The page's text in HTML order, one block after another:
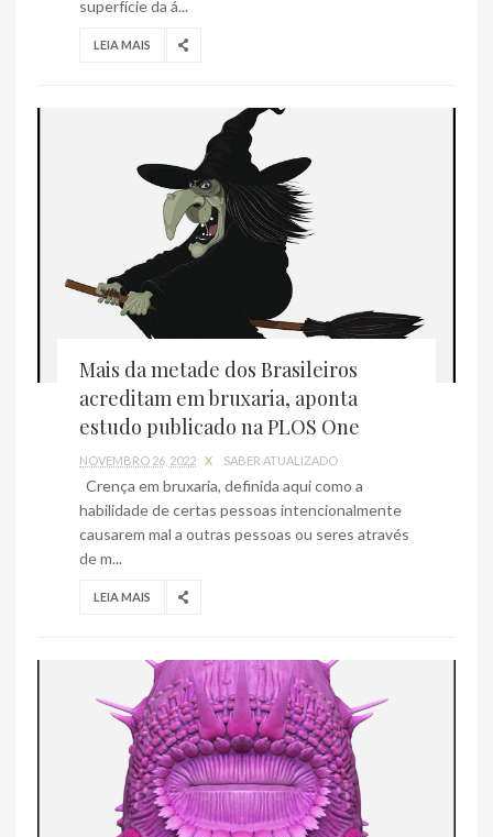
superfície da á...
LEIA MAIS
Mais da metade dos Brasileiros
acreditam em bruxaria, aponta
estudo publicado na PLOS One
NOVEMBRO 26, 2022 X SABER ATUALIZADO
Crença em bruxaria, definida aqui como a
habilidade de certas pessoas intencionalmente
causarem mal a outras pessoas ou seres através
de m...
LEIA MAIS